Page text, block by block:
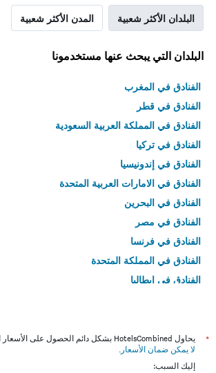
البلدان الأكثر شعبية المدن الأكثر شعبية
البلدان التي يبحث عنها مستخدمونا
الفنادق في المغرب
الفنادق في قطر
الفنادق في المملكة العربية السعودية
الفنادق في تركيا
الفنادق في إندونيسيا
الفنادق في الامارات العربية المتحدة
الفنادق في البحرين
الفنادق في مصر
الفنادق في فرنسا
الفنادق في المملكة المتحدة
الفنادق في إيطاليا
*
يحاول HotelsCombined بشكل دائم الحصول على الأسعار الدقيقة، ولكن
لا يمكن ضمان الأسعار .
إليك السبب: